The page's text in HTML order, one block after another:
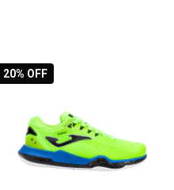
20% OFF